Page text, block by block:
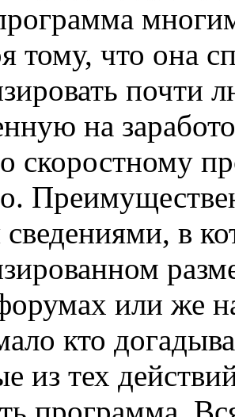
тому, что она
почти
на
скоростному
сведениями, в
или же
кто
из тех